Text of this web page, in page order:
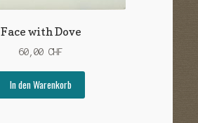
Face with Dove
60,00 CHF
In den Warenkorb